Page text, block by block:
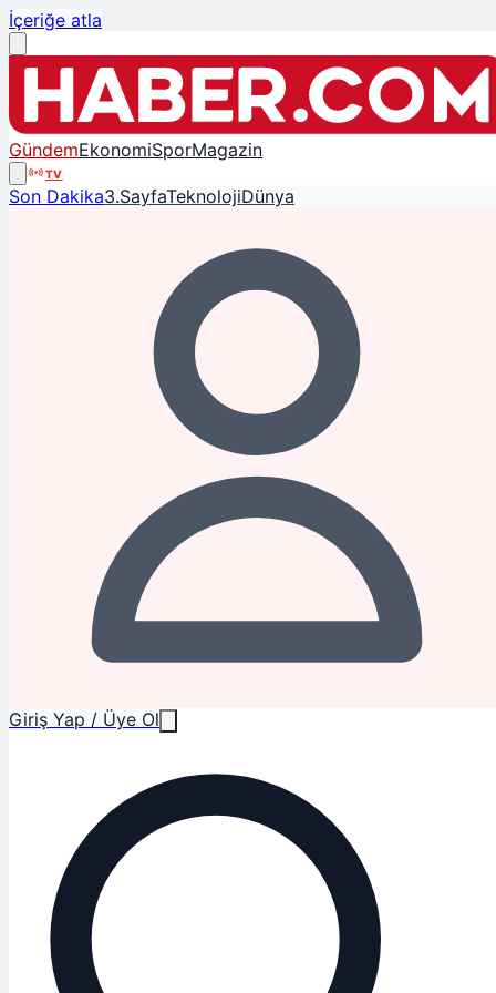
İçeriğe atla
GündemEkonomiSporMagazin
TV
Son Dakika3.SayfaTeknolojiDünya
Giriş Yap / Üye Ol